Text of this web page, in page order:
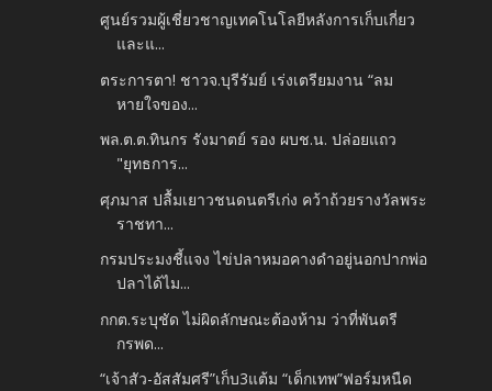
ศูนย์รวมผู้เชี่ยวชาญเทคโนโลยีหลังการเก็บเกี่ยว
และแ...
ตระการตา! ชาวจ.บุรีรัมย์ เร่งเตรียมงาน “ลม
หายใจของ...
พล.ต.ต.ทินกร รังมาตย์ รอง ผบช.น. ปล่อยแถว
"ยุทธการ...
ศุภมาส ปลื้มเยาวชนดนตรีเก่ง คว้าถ้วยรางวัลพระ
ราชทา...
กรมประมงชี้แจง ไข่ปลาหมอคางดำอยู่นอกปากพ่อ
ปลาได้ไม...
กกต.ระบุชัด ไม่ผิดลักษณะต้องห้าม ว่าที่พันตรี
กรพด...
“เจ้าสัว-อัสสัมศรี”เก็บ3แต้ม “เด็กเทพ”ฟอร์มหนืด